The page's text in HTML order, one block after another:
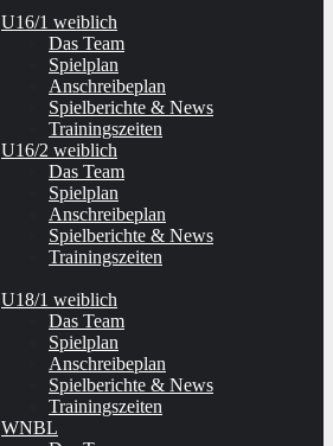
U16/1 weiblich
Das Team
Spielplan
Anschreibeplan
Spielberichte & News
Trainingszeiten
U16/2 weiblich
Das Team
Spielplan
Anschreibeplan
Spielberichte & News
Trainingszeiten
U18/1 weiblich
Das Team
Spielplan
Anschreibeplan
Spielberichte & News
Trainingszeiten
WNBL